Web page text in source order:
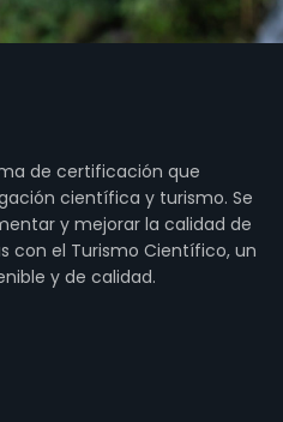
de certificación que
científica y turismo. Se
y mejorar la calidad de
con el Turismo Científico, un
y de calidad.